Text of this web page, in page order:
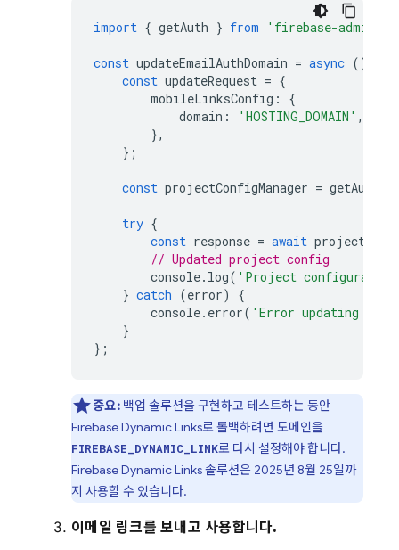
import { getAuth } from 'firebase-admin/
const updateEmailAuthDomain = async ()
const updateRequest = {
mobileLinksConfig :
{
domain : 'HOSTING_DOMAIN' ,
},
};
const projectConfigManager = getAuth
try {
const response = await
// Updated project config
console. log( 'Project
} catch (error)
{
console. error( 'Error updating
}
};
중요:백업 솔루션을 구현하고 테스트하는 동안
Firebase Dynamic Links로 롤백하려면 도메인을
FIREBASE_DYNAMIC_LINK로 다시 설정해야 합니다.
Firebase Dynamic Links솔루션은 2025년 8월 25일까
지 사용할 수 있습니다.
이메일 링크를 보내고 사용합니다.